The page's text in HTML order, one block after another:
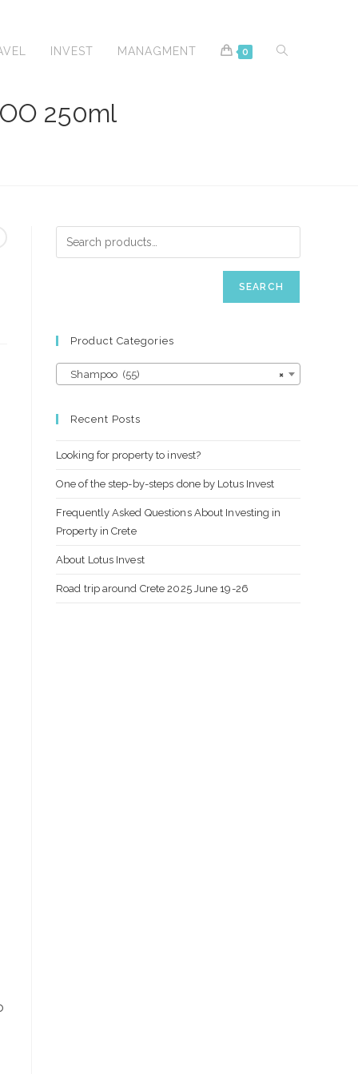
INVEST MANAGMENT 0 TOGGLE
SEARCH
250ml
SEARCH
Product Categories
×
Shampoo (55)
Recent Posts
Looking for property to invest?
One of the step-by-steps done by Lotus Invest
Frequently Asked Questions About Investing in
Property in Crete
About Lotus Invest
Road trip around Crete 2025 June 19-26